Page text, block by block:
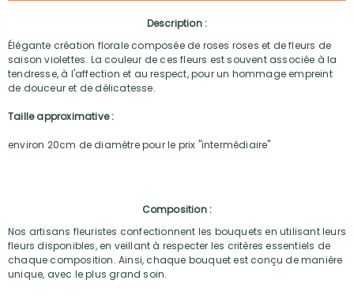
Description :
Élégante création florale composée de roses roses et de fleurs de
saison violettes. La couleur de ces fleurs est souvent associée à la
tendresse, à l'affection et au respect, pour un hommage empreint
de douceur et de délicatesse.
Taille approximative :
environ 20cm de diamètre pour le prix "intermédiaire"
Composition :
Nos artisans fleuristes confectionnent les bouquets en utilisant leurs
fleurs disponibles, en veillant à respecter les critères essentiels de
chaque composition. Ainsi, chaque bouquet est conçu de manière
unique, avec le plus grand soin.